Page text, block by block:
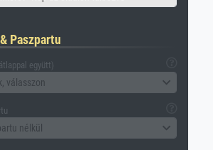
Paszpartu
együtt)
válasszon
nélkül